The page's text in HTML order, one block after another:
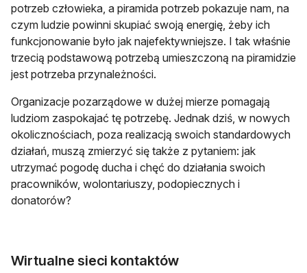
potrzeb człowieka, a piramida potrzeb pokazuje nam, na
czym ludzie powinni skupiać swoją energię, żeby ich
funkcjonowanie było jak najefektywniejsze. I tak właśnie
trzecią podstawową potrzebą umieszczoną na piramidzie
jest potrzeba przynależności.
Organizacje pozarządowe w dużej mierze pomagają
ludziom zaspokajać tę potrzebę. Jednak dziś, w nowych
okolicznościach, poza realizacją swoich standardowych
działań, muszą zmierzyć się także z pytaniem: jak
utrzymać pogodę ducha i chęć do działania swoich
pracowników, wolontariuszy, podopiecznych i
donatorów?
Wirtualne sieci kontaktów